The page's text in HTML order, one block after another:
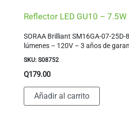
Reflector LED GU10 –
SORAA Brilliant SM16GA-07-
lúmenes – 120V – 3 años de
SKU: S08752
Q179.00
Añadir al carrito